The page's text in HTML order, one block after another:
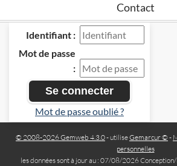
Contact
Identifiant :
Mot de passe
:
Mot de passe oublié ?
© 2008-2026 Gemweb 4.3.0- utiliseGemarcur © -
personnelles
les données sont à jour au : 07/08/2026